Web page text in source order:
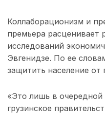
Коллаборационизм и
премьера расценивает
исследований
Эвгенидзе. По ее
защитить население от
«Это лишь в очередной
грузинское